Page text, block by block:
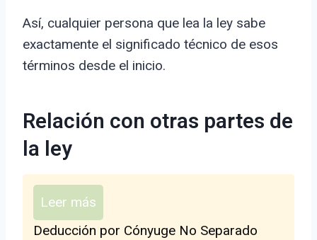
Así, cualquier persona que lea la ley sabe
exactamente el significado técnico de esos
términos desde el inicio.
Relación con otras partes de
la ley
Leer más
Deducción por Cónyuge No Separado